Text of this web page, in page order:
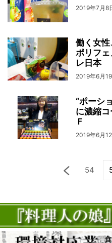
2019年7月8
働く女
ポリフ
レ日本
2019年6月
“ポーシ
に濃縮
Ｆ
2019年6月
54